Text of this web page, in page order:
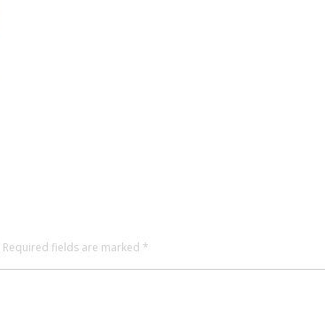
Required fields are marked *